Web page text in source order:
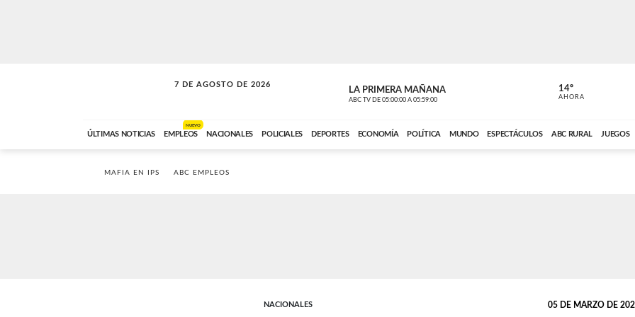
7 DE AGOSTO DE 2026
SOLO MÚSICA LA PRIMERA MAÑANA
ABC TV DE 05:00:00 A 05:59:00 ABC CARDINAL
14º
AHORA
ÚLTIMAS NOTICIAS EMPLEOS
NUEVO
NACIONALES POLICIALES DEPORTES ECONOMÍA POLÍTICA MUNDO ESPECTÁCULOS ABC RURAL JUEGOS
MAFIA EN IPS ABC EMPLEOS
NACIONALES 05 DE MARZO DE